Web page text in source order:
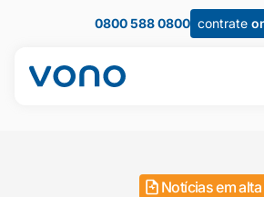
0800 588 0800 contrate
Notícias em alta